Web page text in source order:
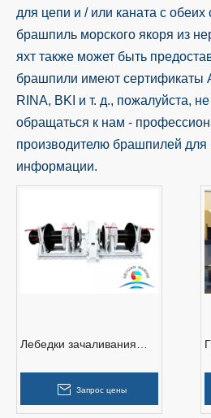
для цепи и / или каната с
брашпиль морского якоря из
яхт также может быть
брашпили имеют сертификаты
RINA, BKI и т. д., пожалуйста,
обращаться к нам -
производителю брашпилей для
информации.
Лебедки зачаливания
комбинации корабля с
двойным барабанчиком
Запрос цены